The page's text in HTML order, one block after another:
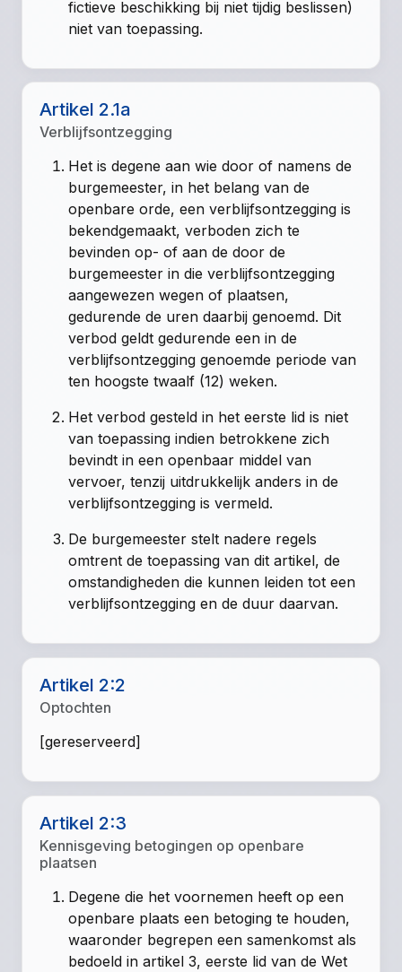
fictieve beschikking bij niet tijdig beslissen)
niet van toepassing.
Artikel 2.1a
Verblijfsontzegging
Het is degene aan wie door of namens de
burgemeester, in het belang van de
openbare orde, een verblijfsontzegging is
bekendgemaakt, verboden zich te
bevinden op- of aan de door de
burgemeester in die verblijfsontzegging
aangewezen wegen of plaatsen,
gedurende de uren daarbij genoemd. Dit
verbod geldt gedurende een in de
verblijfsontzegging genoemde periode van
ten hoogste twaalf (12) weken.
Het verbod gesteld in het eerste lid is niet
van toepassing indien betrokkene zich
bevindt in een openbaar middel van
vervoer, tenzij uitdrukkelijk anders in de
verblijfsontzegging is vermeld.
De burgemeester stelt nadere regels
omtrent de toepassing van dit artikel, de
omstandigheden die kunnen leiden tot een
verblijfsontzegging en de duur daarvan.
Artikel 2:2
Optochten
[gereserveerd]
Artikel 2:3
Kennisgeving betogingen op openbare
plaatsen
Degene die het voornemen heeft op een
openbare plaats een betoging te houden,
waaronder begrepen een samenkomst als
bedoeld in artikel 3, eerste lid van de Wet